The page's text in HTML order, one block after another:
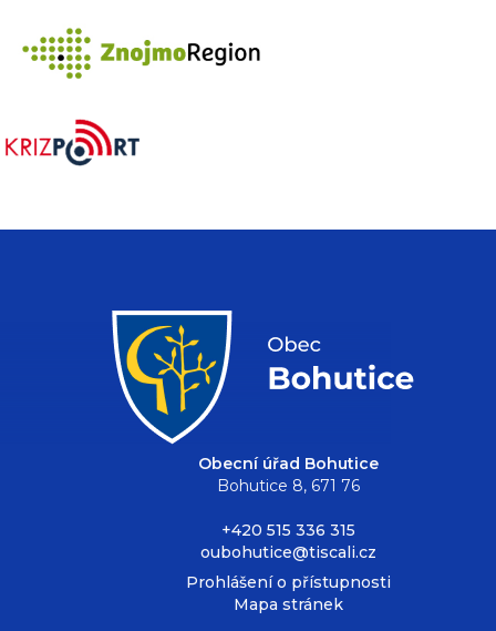
Obecní úřad Bohutice
Bohutice 8, 671 76
+420 515 336 315
oubohutice@tiscali.cz
Prohlášení o přístupnosti
Mapa stránek